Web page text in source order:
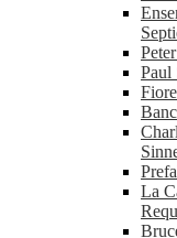
Paul
La